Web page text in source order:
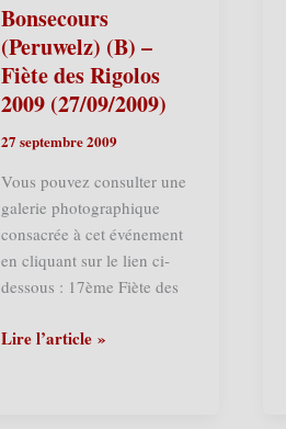
Bonsecours
(Peruwelz) (B) –
Fiète des Rigolos
2009 (27/09/2009)
27 septembre 2009
Vous pouvez consulter une
galerie photographique
consacrée à cet événement
en cliquant sur le lien ci-
dessous : 17ème Fiète des
Bonsecours
Lire l’article »